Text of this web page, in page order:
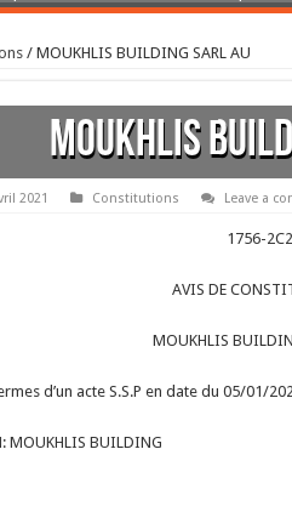
/ MOUKHLIS BUILDING SARL AU
MOUKHLIS
2021 Constitutions Leave a
1756-2C2
AVIS DE
MOUKHLIS
d’un acte S.S.P en date du 05/01/
MOUKHLIS BUILDING